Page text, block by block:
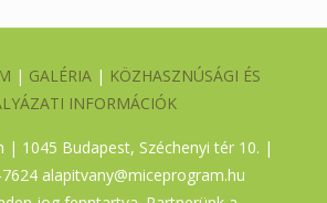
| GALÉRIA | KÖZHASZNÚSÁGI ÉS
INFORMÁCIÓK
| 1045 Budapest, Széchenyi tér 10. |
alapitvany@miceprogram.hu